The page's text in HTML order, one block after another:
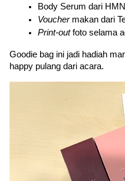
Body Serum dari
Voucher makan dari
Print-out foto selama
Goodie bag ini jadi hadiah
happy pulang dari acara.